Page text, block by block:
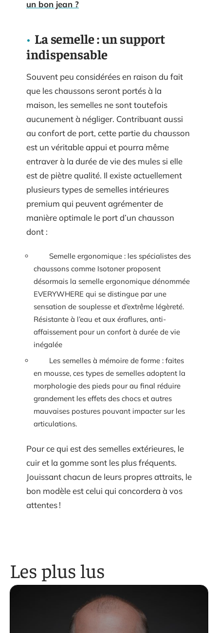
un bon jean ?
La semelle : un support
indispensable
Souvent peu considérées en raison du fait
que les chaussons seront portés à la
maison, les semelles ne sont toutefois
aucunement à négliger. Contribuant aussi
au confort de port, cette partie du chausson
est un véritable appui et pourra même
entraver à la durée de vie des mules si elle
est de piètre qualité. Il existe actuellement
plusieurs types de semelles intérieures
premium qui peuvent agrémenter de
manière optimale le port d’un chausson
dont :
Semelle ergonomique : les spécialistes des
chaussons comme Isotoner proposent
désormais la semelle ergonomique dénommée
EVERYWHERE qui se distingue par une
sensation de souplesse et d’extrême légèreté.
Résistante à l’eau et aux éraflures, anti-
affaissement pour un confort à durée de vie
inégalée
Les semelles à mémoire de forme : faites
en mousse, ces types de semelles adoptent la
morphologie des pieds pour au final réduire
grandement les effets des chocs et autres
mauvaises postures pouvant impacter sur les
articulations.
Pour ce qui est des semelles extérieures, le
cuir et la gomme sont les plus fréquents.
Jouissant chacun de leurs propres attraits, le
bon modèle est celui qui concordera à vos
attentes !
Les plus lus